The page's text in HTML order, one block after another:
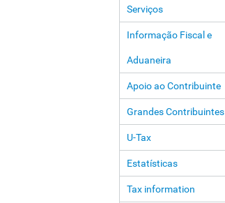
Serviços
Informação Fiscal e
Aduaneira
Apoio ao Contribuinte
Grandes Contribuintes
U-Tax
Estatísticas
Tax information